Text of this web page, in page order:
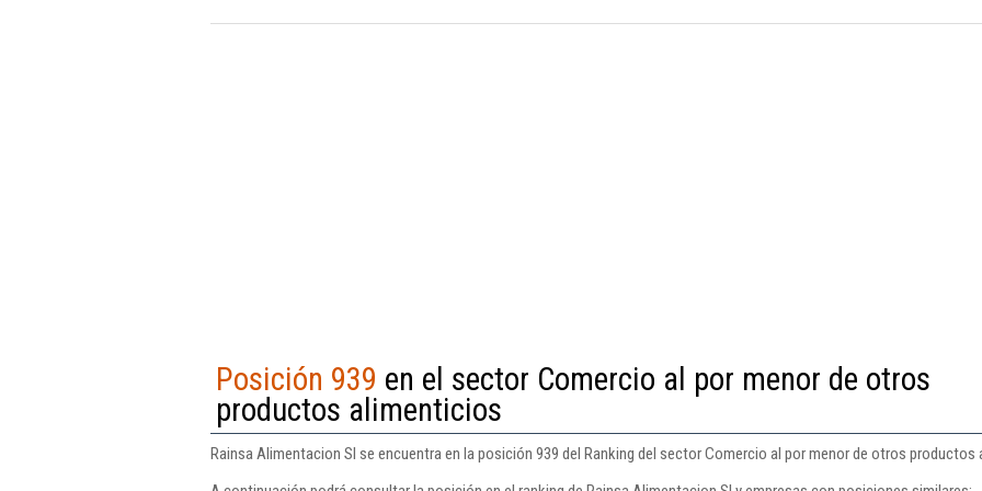
Posición 939 en el sector Comercio al por menor de otros
productos alimenticios
Rainsa Alimentacion Sl se encuentra en la posición 939 del Ranking del sector Comercio al por menor de otros productos